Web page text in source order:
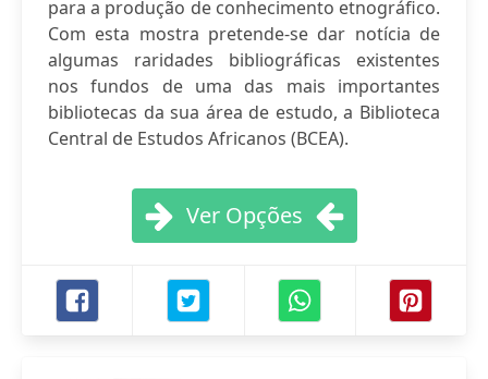
para a produção de conhecimento etnográfico.
Com esta mostra pretende-se dar notícia de
algumas raridades bibliográficas existentes
nos fundos de uma das mais importantes
bibliotecas da sua área de estudo, a Biblioteca
Central de Estudos Africanos (BCEA).
Ver Opções